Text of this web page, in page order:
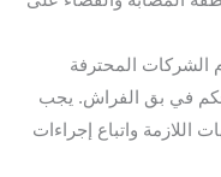
الشركات المحترفة
في بق الفراش. يجب
اللازمة واتباع إجراءات